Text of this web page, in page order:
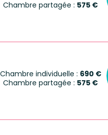
Chambre partagée : 575 €
Chambre individuelle : 690 €
Chambre partagée : 575 €